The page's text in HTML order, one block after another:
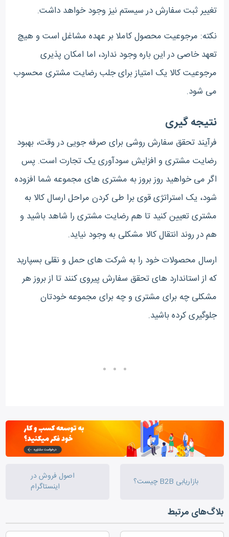
تغییر ثبت سفارش در سیستم نیز وجود خواهد داشت.
نکته: مرجوعیت محصول کاملا بر عهده مشاغل است و هیچ
تعهد خاصی در این باره وجود ندارد، اما امکان پذیری
مرجوعیت کالا یک امتیاز برای جلب رضایت مشتری محسوب
می شود.
نتیجه گیری
فرآیند تحقق سفارش روشی برای صرفه جویی در وقت، بهبود
رضایت مشتری و افزایش سودآوری یک تجارت است. پس
اگر می خواهید روز بروز به مشتری های مجموعه شما افزوده
شود، یک استراتژی قوی برا طی کردن مراحل ارسال کالا به
مشتری تعیین کنید تا هم رضایت مشتری را شاهد باشید و
هم در روند انتقال کالا مشکلی به وجود نیاید.
ارسال محصولات خود را به شرکت های حمل و نقلی بسپارید
که از استاندارد های تحقق سفارش پیروی کنند تا از بروز هر
مشکلی چه برای مشتری و چه برای مجموعه خودتان
جلوگیری کرده باشید.
بازاریابی B2B چیست؟
اصول فروش در
اینستاگرام
بلاگ‌های مرتبط